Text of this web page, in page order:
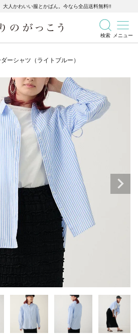
大人かわいい服とかばん。今なら全品送料無料!!
検索 メニュー
記事を検索
ーシャツ（ライトブルー）